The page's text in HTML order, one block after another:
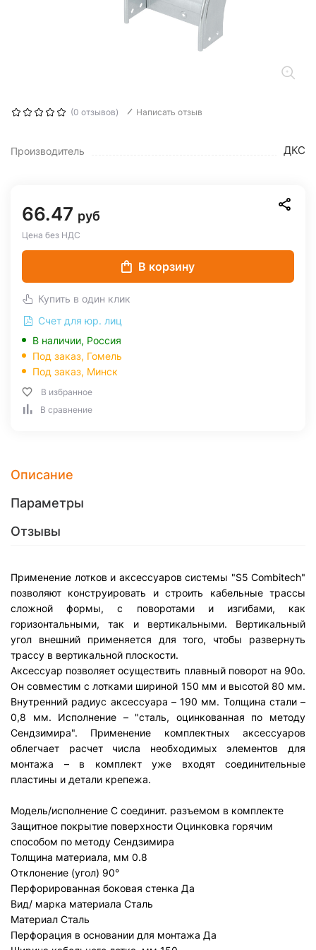
(0 отзывов) Написать отзыв
Производитель ДКС
66.47 руб
Цена без НДС
В корзину
Купить в один клик
Счет для юр. лиц
В наличии, Россия
Под заказ, Гомель
Под заказ, Минск
В избранное
В сравнение
Описание
Параметры
Отзывы
Применение лотков и аксессуаров системы "S5 Combitech"
позволяют конструировать и строить кабельные трассы
сложной формы, с поворотами и изгибами, как
горизонтальными, так и вертикальными. Вертикальный
угол внешний применяется для того, чтобы развернуть
трассу в вертикальной плоскости.
Аксессуар позволяет осуществить плавный поворот на 90о.
Он совместим с лотками шириной 150 мм и высотой 80 мм.
Внутренний радиус аксессуара – 190 мм. Толщина стали –
0,8 мм. Исполнение – "сталь, оцинкованная по методу
Сендзимира". Применение комплектных аксессуаров
облегчает расчет числа необходимых элементов для
монтажа – в комплект уже входят соединительные
пластины и детали крепежа.
Модель/исполнение С соединит. разъемом в комплекте
Защитное покрытие поверхности Оцинковка горячим
способом по методу Сендзимира
Толщина материала, мм 0.8
Отклонение (угол) 90°
Перфорированная боковая стенка Да
Вид/ марка материала Сталь
Материал Сталь
Перфорация в основании для монтажа Да